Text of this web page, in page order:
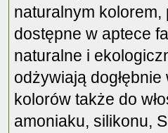
naturalnym kolorem,
dostępne w aptece
naturalne i
odżywiają
kolorów także do
amoniaku, silikonu,